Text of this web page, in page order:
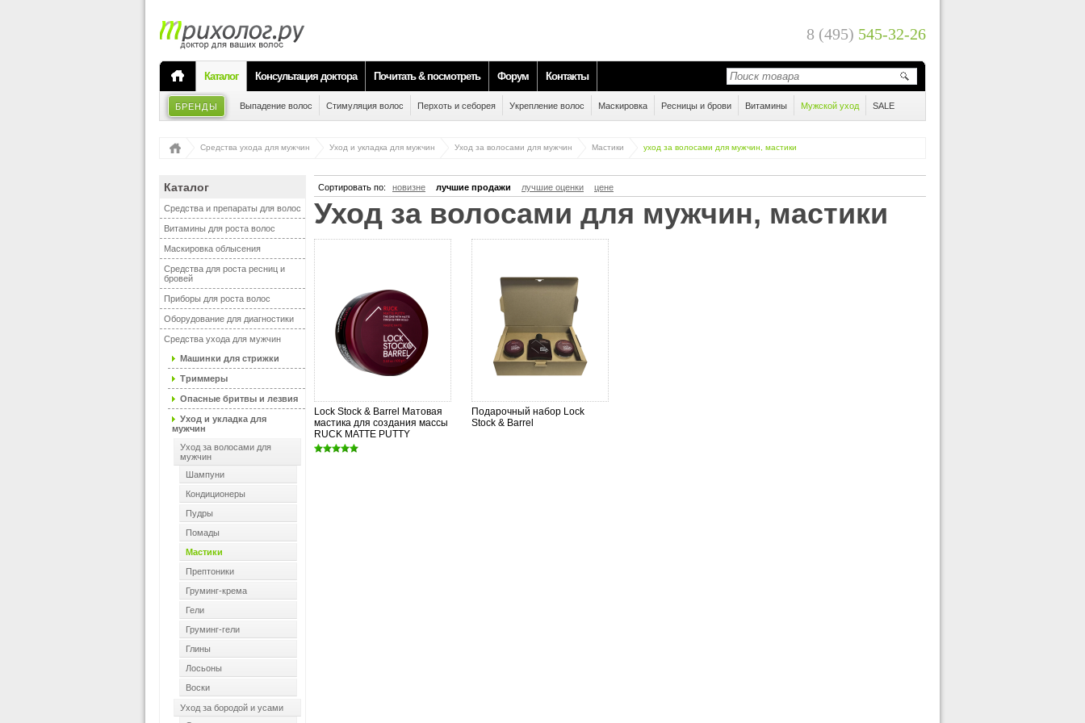
8 (495) 545-32-26
Каталог Консультация доктора Почитать & посмотреть Форум Контакты
БРЕНДЫ Выпадение волос Стимуляция волос Перхоть и себорея Укрепление волос Маскировка Ресницы и брови Витамины Мужской уход SALE
Средства ухода для мужчин Уход и укладка для мужчин Уход за волосами для мужчин Мастики уход за волосами для мужчин, мастики
Каталог
Средства и препараты для волос
Витамины для роста волос
Маскировка облысения
Средства для роста ресниц и
бровей
Приборы для роста волос
Оборудование для диагностики
Средства ухода для мужчин
Машинки для стрижки
Триммеры
Опасные бритвы и лезвия
Уход и укладка для
мужчин
Уход за волосами для
мужчин
Шампуни
Кондиционеры
Пудры
Помады
Мастики
Прептоники
Груминг-крема
Гели
Груминг-гели
Глины
Лосьоны
Воски
Уход за бородой и усами
Сортировать по: новизне лучшие продажи лучшие оценки цене
Уход за волосами для мужчин, мастики
Lock Stock & Barrel Матовая
мастика для создания массы
RUCK MATTE PUTTY
Подарочный набор Lock
Stock & Barrel